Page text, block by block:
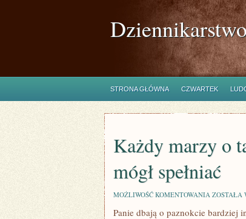
STRONA GŁÓWNA CZWARTEK
Każdy marzy o
mógł spełniać
MOŻLIWOŚĆ KOMENTOWANIA KAŻDY
O
ZOSTAŁA
Panie dbają o paznokcie bardziej